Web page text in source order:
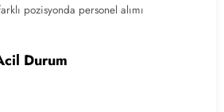
pozisyonda personel alımı
Durum